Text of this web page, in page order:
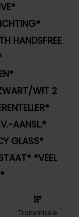
HANDSFREE
WIT 2
AANSL.*
GLASS*
*VEEL
Transmissie